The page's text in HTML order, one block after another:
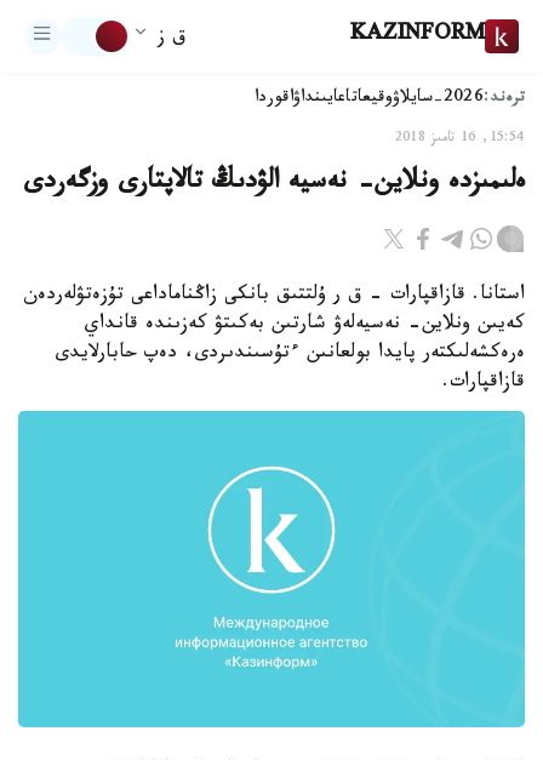
KAZINFORM ق ز
ترەند:2026-سايلاۋ وقيعاتاعايىنداۋاقوردا
15:54, 16 تامىز 2018
ەلىمىزدە ونلاين- نەسيە الۋدىڭ تالاپتارى وزگەردى
استانا. قازاقپارات - ق ر ۇلتتىق بانكى زاڭناماداعى تۇزەتۋلەردەن
كەيىن ونلاين- نەسيەلەۋ شارتىن بەكىتۋ كەزىندە قانداي
ەرەكشەلىكتەر پايدا بولعانىن ءتۇسىندىردى، دەپ حابارلايدى
قازاقپارات.